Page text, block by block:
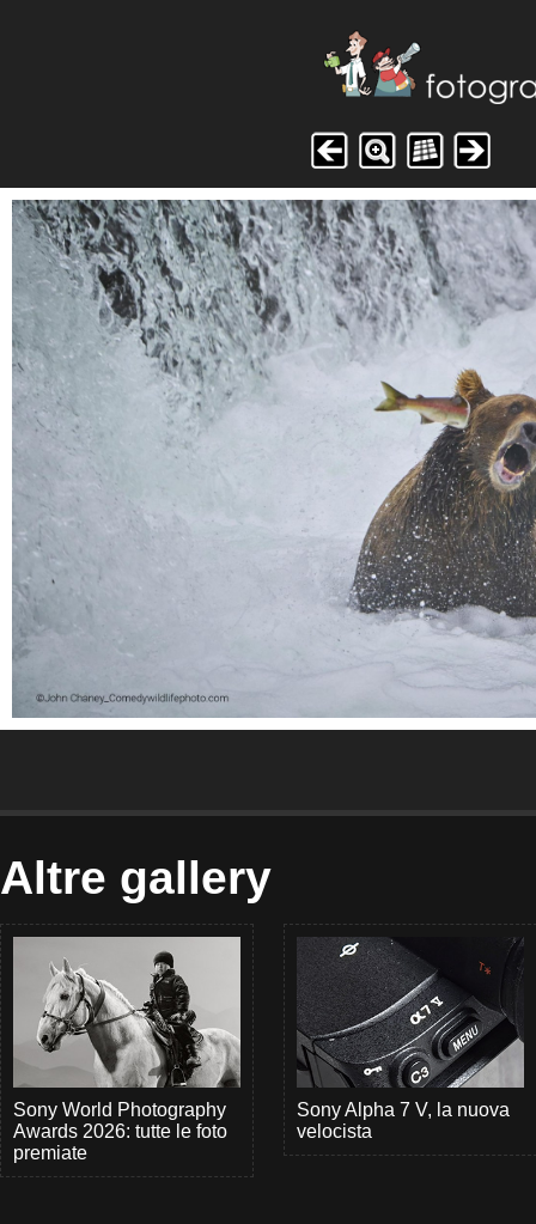
Altre gallery
Sony World Photography
Awards 2026: tutte le foto
premiate
Sony Alpha 7 V, la nuova
velocista